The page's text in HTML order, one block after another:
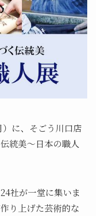
に、そごう川口店
統美～日本の職人
社が一堂に集いま
り上げた芸術的な